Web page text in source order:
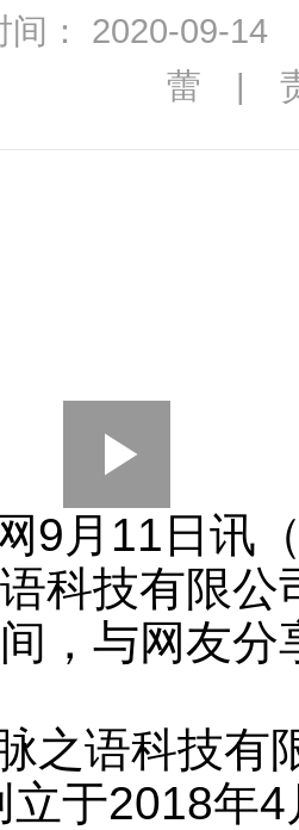
间： 2020-09-
蕾 | 责
Play
Video
1.72%
9 月 11 日讯
科技有限公
，与网友分
之语科技有
立于2018年